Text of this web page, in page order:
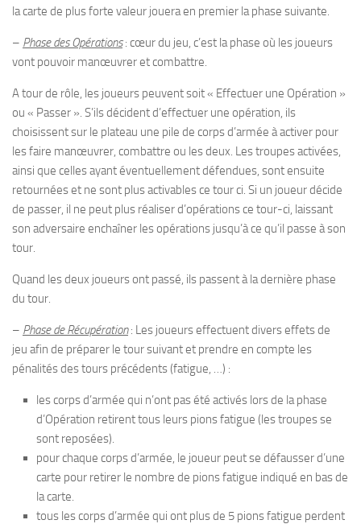
la carte de plus forte valeur jouera en premier la phase suivante.
– Phase des Opérations: cœur du jeu, c’est la phase où les joueurs
vont pouvoir manœuvrer et combattre.
A tour de rôle, les joueurs peuvent soit « Effectuer une Opération »
ou « Passer ». S’ils décident d’effectuer une opération, ils
choisissent sur le plateau une pile de corps d’armée à activer pour
les faire manœuvrer, combattre ou les deux. Les troupes activées,
ainsi que celles ayant éventuellement défendues, sont ensuite
retournées et ne sont plus activables ce tour ci. Si un joueur décide
de passer, il ne peut plus réaliser d’opérations ce tour-ci, laissant
son adversaire enchaîner les opérations jusqu’à ce qu’il passe à son
tour.
Quand les deux joueurs ont passé, ils passent à la dernière phase
du tour.
– Phase de Récupération: Les joueurs effectuent divers effets de
jeu afin de préparer le tour suivant et prendre en compte les
pénalités des tours précédents (fatigue, …) :
les corps d’armée qui n’ont pas été activés lors de la phase
d’Opération retirent tous leurs pions fatigue (les troupes se
sont reposées).
pour chaque corps d’armée, le joueur peut se défausser d’une
carte pour retirer le nombre de pions fatigue indiqué en bas de
la carte.
tous les corps d’armée qui ont plus de 5 pions fatigue perdent